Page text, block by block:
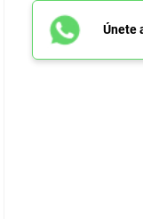
Únete